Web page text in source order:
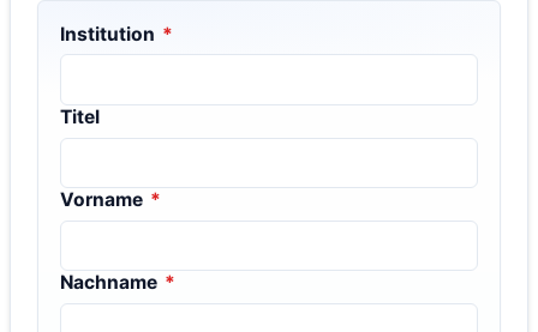
Institution *
Titel
Vorname *
Nachname *